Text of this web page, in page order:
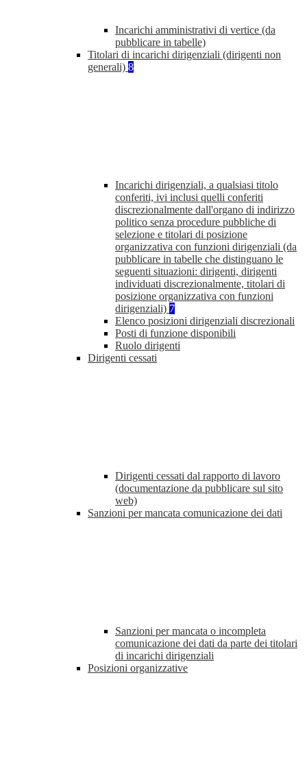
Incarichi amministrativi di vertice (da
pubblicare in tabelle)
Titolari di incarichi dirigenziali (dirigenti non
generali) 8
Incarichi dirigenziali, a qualsiasi titolo
conferiti, ivi inclusi quelli conferiti
discrezionalmente dall'organo di indirizzo
politico senza procedure pubbliche di
selezione e titolari di posizione
organizzativa con funzioni dirigenziali (da
pubblicare in tabelle che distinguano le
seguenti situazioni: dirigenti, dirigenti
individuati discrezionalmente, titolari di
posizione organizzativa con funzioni
dirigenziali) 7
Elenco posizioni dirigenziali discrezionali
Posti di funzione disponibili
Ruolo dirigenti
Dirigenti cessati
Dirigenti cessati dal rapporto di lavoro
(documentazione da pubblicare sul sito
web)
Sanzioni per mancata comunicazione dei dati
Sanzioni per mancata o incompleta
comunicazione dei dati da parte dei titolari
di incarichi dirigenziali
Posizioni organizzative